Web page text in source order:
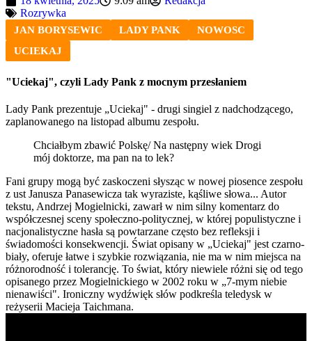
Rozrywka
JAN BORYSEWIC LADY PANK
NOWOSC
UCIEKAJ
"Uciekaj", czyli Lady Pank z mocnym przesłaniem
Lady Pank prezentuje „Uciekaj" - drugi singiel z nadchodzącego,
zaplanowanego na listopad albumu zespołu.
Chciałbym zbawić Polskę/ Na następny wiek Drogi
mój doktorze, ma pan na to lek?
Fani grupy mogą być zaskoczeni słysząc w nowej piosence zespołu
z ust Janusza Panasewicza tak wyraziste, kąśliwe słowa... Autor
tekstu, Andrzej Mogielnicki, zawarł w nim silny komentarz do
współczesnej sceny społeczno-politycznej, w której populistyczne i
nacjonalistyczne hasła są powtarzane często bez refleksji i
świadomości konsekwencji. Świat opisany w „Uciekaj" jest czarno-
biały, oferuje łatwe i szybkie rozwiązania, nie ma w nim miejsca na
różnorodność i tolerancję. To świat, który niewiele różni się od tego
opisanego przez Mogielnickiego w 2002 roku w „7-mym niebie
nienawiści". Ironiczny wydźwięk słów podkreśla teledysk w
reżyserii Macieja Taichmana.